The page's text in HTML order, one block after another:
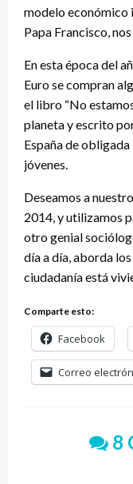
modelo económico
Papa Francisco,
En esta época del
Euro se compran
el libro “No
planeta y escrito
España de
jóvenes.
Deseamos a
2014, y utilizamos
otro genial
día a día, aborda
ciudadanía está
Comparte esto:
Facebook
Correo
8